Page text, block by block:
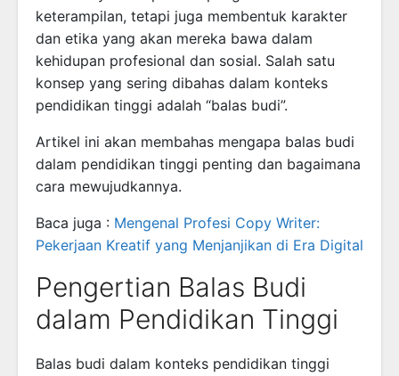
keterampilan, tetapi juga membentuk karakter
dan etika yang akan mereka bawa dalam
kehidupan profesional dan sosial. Salah satu
konsep yang sering dibahas dalam konteks
pendidikan tinggi adalah “balas budi”.
Artikel ini akan membahas mengapa balas budi
dalam pendidikan tinggi penting dan bagaimana
cara mewujudkannya.
Baca juga : Mengenal Profesi Copy Writer:
Pekerjaan Kreatif yang Menjanjikan di Era Digital
Pengertian Balas Budi
dalam Pendidikan Tinggi
Balas budi dalam konteks pendidikan tinggi